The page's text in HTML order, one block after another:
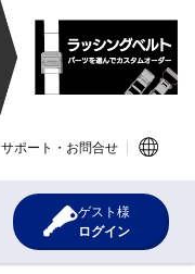
サポート・お問合せ
ゲスト様
ログイン